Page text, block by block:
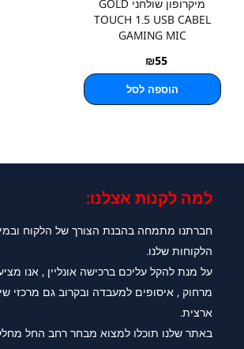
מיקרופון שולחני GOLD
TOUCH 1.5 USB CABEL
GAMING MIC
₪55
הוספה לסל
למה לקנות אצלנו:​
חברתנו מתמחה בהבנת הצורך של הלקוח
הלקוחות שלנו.
על מנת להקל עליכם ברכישה אונליין , אנו
מרחוק , איסופים למעבדה ובקרוב גם מרכזי
ארצית.
באתר שלנו תוכלו למצוא מבחר רחב החל